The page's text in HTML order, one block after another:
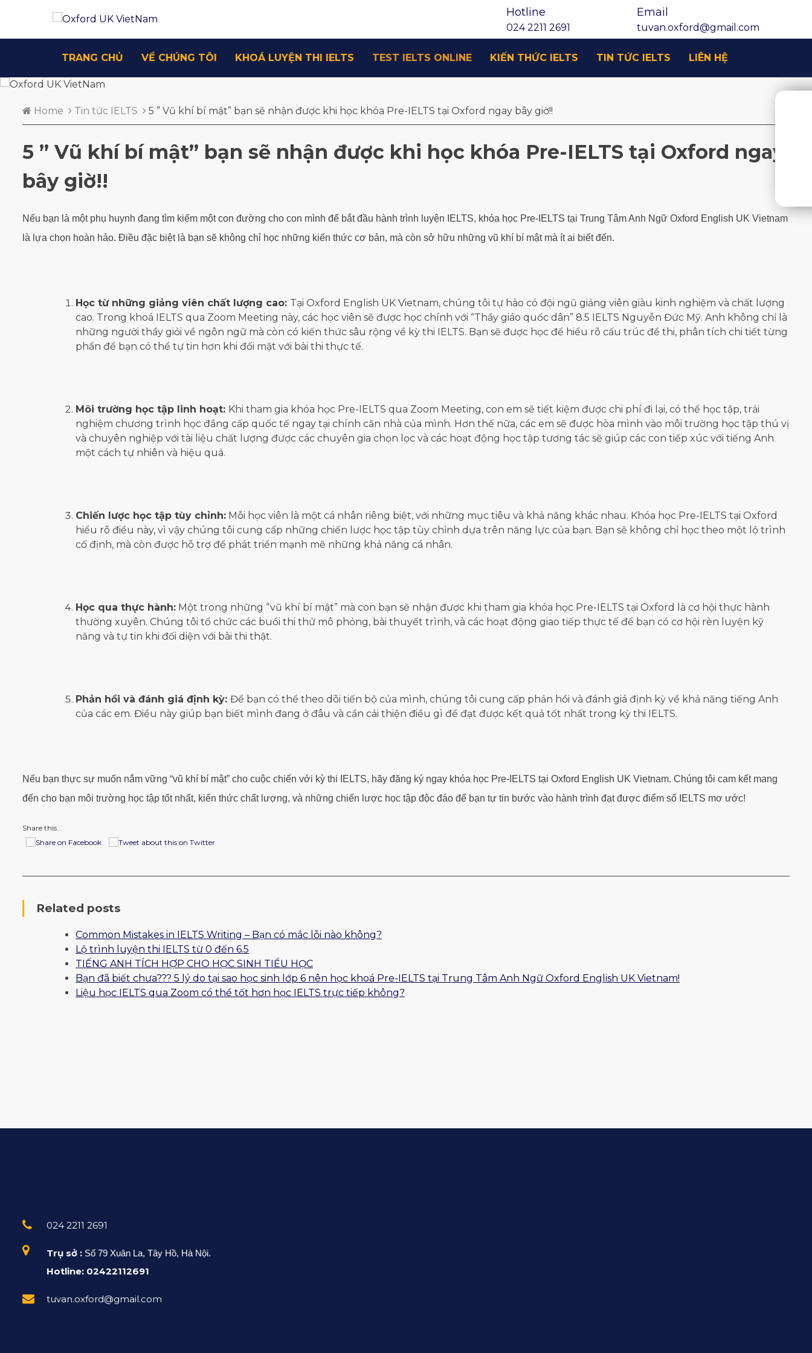
Hotline
024 2211 2691
Email
tuvan.oxford@gmail.com
TRANG CHỦ VỀ CHÚNG TÔI KHOÁ LUYỆN THI IELTS TEST IELTS ONLINE KIẾN THỨC IELTS TIN TỨC IELTS LIÊN HỆ
Home Tin tức IELTS 5 ” Vũ khí bí mật” bạn sẽ nhận được khi học khóa Pre-IELTS tại Oxford ngay bây giờ!!
5 ” Vũ khí bí mật” bạn sẽ nhận được khi học khóa Pre-IELTS tại Oxford ngay
bây giờ!!
Nếu bạn là một phụ huynh đang tìm kiếm một con đường cho con mình để bắt đầu hành trình luyện IELTS, khóa học Pre-IELTS tại Trung Tâm Anh Ngữ Oxford English UK Vietnam
là lựa chọn hoàn hảo. Điều đặc biệt là bạn sẽ không chỉ học những kiến thức cơ bản, mà còn sở hữu những vũ khí bí mật mà ít ai biết đến.
Học từ những giảng viên chất lượng cao: Tại Oxford English UK Vietnam, chúng tôi tự hào có đội ngũ giảng viên giàu kinh nghiệm và chất lượng
cao. Trong khoá IELTS qua Zoom Meeting này, các học viên sẽ được học chính với “Thầy giáo quốc dân” 8.5 IELTS Nguyễn Đức Mỹ. Anh không chỉ là
những người thầy giỏi về ngôn ngữ mà còn có kiến thức sâu rộng về kỳ thi IELTS. Bạn sẽ được học để hiểu rõ cấu trúc đề thi, phân tích chi tiết từng
phần để bạn có thể tự tin hơn khi đối mặt với bài thi thực tế.
Môi trường học tập linh hoạt: Khi tham gia khóa học Pre-IELTS qua Zoom Meeting, con em sẽ tiết kiệm được chi phí đi lại, có thể học tập, trải
nghiệm chương trình học đẳng cấp quốc tế ngay tại chính căn nhà của mình. Hơn thế nữa, các em sẽ được hòa mình vào môi trường học tập thú vị
và chuyên nghiệp với tài liệu chất lượng được các chuyên gia chọn lọc và các hoạt động học tập tương tác sẽ giúp các con tiếp xúc với tiếng Anh
một cách tự nhiên và hiệu quả.
Chiến lược học tập tùy chỉnh: Mỗi học viên là một cá nhân riêng biệt, với những mục tiêu và khả năng khác nhau. Khóa học Pre-IELTS tại Oxford
hiểu rõ điều này, vì vậy chúng tôi cung cấp những chiến lược học tập tùy chỉnh dựa trên năng lực của bạn. Bạn sẽ không chỉ học theo một lộ trình
cố định, mà còn được hỗ trợ để phát triển mạnh mẽ những khả năng cá nhân.
Học qua thực hành: Một trong những “vũ khí bí mật” mà con bạn sẽ nhận được khi tham gia khóa học Pre-IELTS tại Oxford là cơ hội thực hành
thường xuyên. Chúng tôi tổ chức các buổi thi thử mô phỏng, bài thuyết trình, và các hoạt động giao tiếp thực tế để bạn có cơ hội rèn luyện kỹ
năng và tự tin khi đối diện với bài thi thật.
Phản hồi và đánh giá định kỳ: Để bạn có thể theo dõi tiến bộ của mình, chúng tôi cung cấp phản hồi và đánh giá định kỳ về khả năng tiếng Anh
của các em. Điều này giúp bạn biết mình đang ở đâu và cần cải thiện điều gì để đạt được kết quả tốt nhất trong kỳ thi IELTS.
Nếu bạn thực sự muốn nắm vững “vũ khí bí mật” cho cuộc chiến với kỳ thi IELTS, hãy đăng ký ngay khóa học Pre-IELTS tại Oxford English UK Vietnam. Chúng tôi cam kết mang
đến cho bạn môi trường học tập tốt nhất, kiến thức chất lượng, và những chiến lược học tập độc đáo để bạn tự tin bước vào hành trình đạt được điểm số IELTS mơ ước!
Share this...
Related posts
Common Mistakes in IELTS Writing – Bạn có mắc lỗi nào không?
Lộ trình luyện thi IELTS từ 0 đến 6.5
TIẾNG ANH TÍCH HỢP CHO HỌC SINH TIỂU HỌC
Bạn đã biết chưa??? 5 lý do tại sao học sinh lớp 6 nên học khoá Pre-IELTS tại Trung Tâm Anh Ngữ Oxford English UK Vietnam!
Liệu học IELTS qua Zoom có thể tốt hơn học IELTS trực tiếp không?
024 2211 2691
Trụ sở : Số 79 Xuân La, Tây Hồ, Hà Nội.
Hotline: 02422112691
tuvan.oxford@gmail.com